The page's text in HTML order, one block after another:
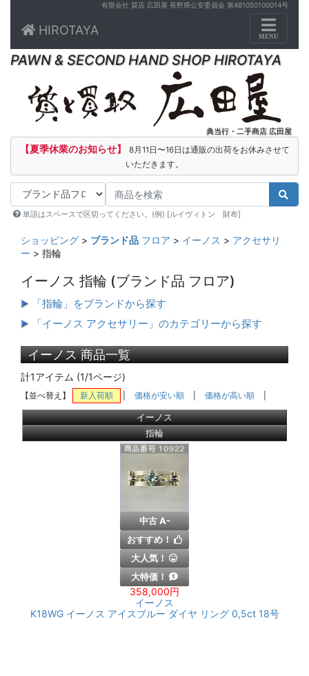
有限会社 質店 広田屋 長野県公安委員会 第481050100014号
HIROTAYA
Toggle
MENU
PAWN & SECOND HAND SHOP HIROTAYA
典当行・二手商店 広田屋
【夏季休業のお知らせ】
8月11日〜16日は通販の出荷をお休みさせて
いただきます。
単語はスペースで区切ってください。(例) [ルイヴィトン 財布]
ショッピング > ブランド品 フロア > イーノス > アクセサリ
ー > 指輪
イーノス 指輪 (ブランド品 フロア)
「指輪」をブランドから探す
「イーノス アクセサリー」のカテゴリーから探す
イーノス 商品一覧
計1アイテム (1/1ページ)
【並べ替え】 新入荷順 価格が安い順 価格が高い順
イーノス
指輪
中古 A-
おすすめ！
大人気！
大特価！
358,000円
イーノス
K18WG イーノス アイスブルー ダイヤ リング 0,5ct 18号